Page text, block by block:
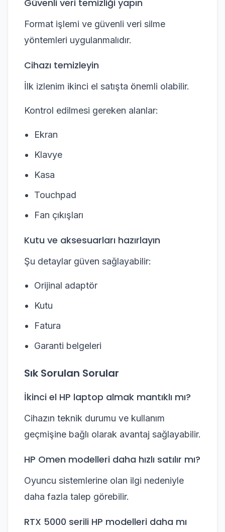
Güvenli veri temizliği yapın
Format işlemi ve güvenli veri silme
yöntemleri uygulanmalıdır.
Cihazı temizleyin
İlk izlenim ikinci el satışta önemli olabilir.
Kontrol edilmesi gereken alanlar:
Ekran
Klavye
Kasa
Touchpad
Fan çıkışları
Kutu ve aksesuarları hazırlayın
Şu detaylar güven sağlayabilir:
Orijinal adaptör
Kutu
Fatura
Garanti belgeleri
Sık Sorulan Sorular
İkinci el HP laptop almak mantıklı mı?
Cihazın teknik durumu ve kullanım
geçmişine bağlı olarak avantaj sağlayabilir.
HP Omen modelleri daha hızlı satılır mı?
Oyuncu sistemlerine olan ilgi nedeniyle
daha fazla talep görebilir.
RTX 5000 serili HP modelleri daha mı